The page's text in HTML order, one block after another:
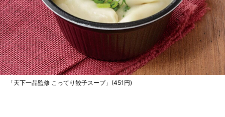
「天下一品監修 こってり餃子スープ」(451円)